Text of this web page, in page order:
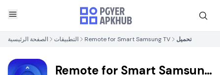
الصفحة الرئيسية التطبيقات Remote for Smart Samsung TV تحميل
Remote for Smart Samsung